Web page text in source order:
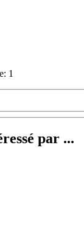
1
par ...